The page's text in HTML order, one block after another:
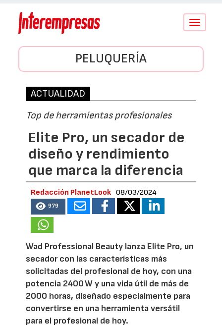
Conmutar
PELUQUERÍA
ACTUALIDAD
Top de herramientas profesionales
Elite Pro, un secador de
diseño y rendimiento
que marca la diferencia
Redacción PlanetLook 08/03/2024
979
Wad Professional Beauty lanza Elite Pro, un
secador con las características más
solicitadas del profesional de hoy, con una
potencia 2400 W y una vida útil de más de
2000 horas, diseñado especialmente para
convertirse en una herramienta versátil
para el profesional de hoy.